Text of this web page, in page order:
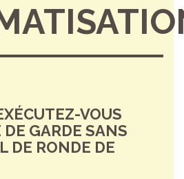
VOUS
GARDE SANS
DE RONDE DE